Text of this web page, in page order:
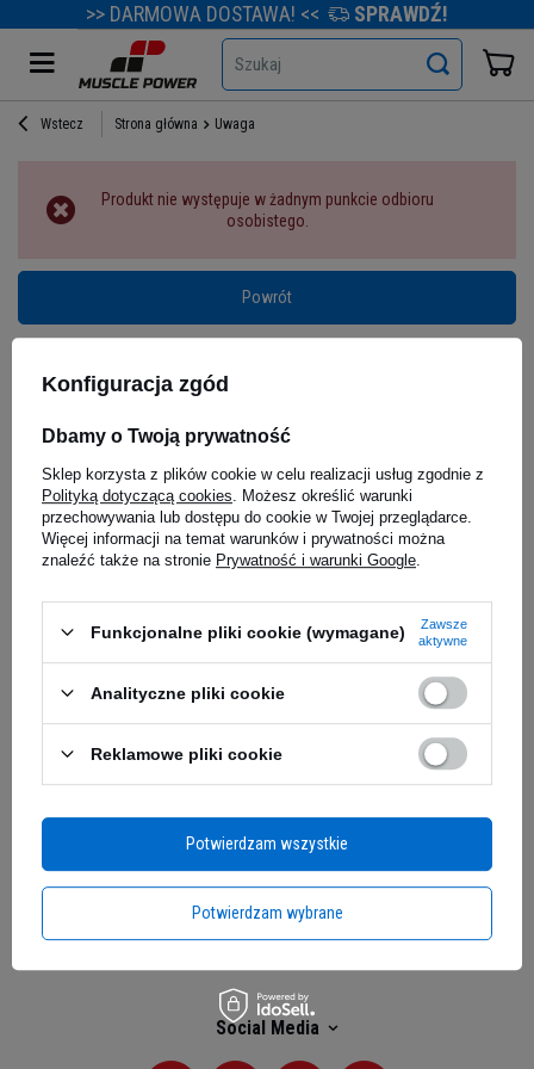
>> DARMOWA DOSTAWA! << SPRAWDŹ!
Szukaj
Wstecz Strona główna Uwaga
Produkt nie występuje w żadnym punkcie odbioru
osobistego.
Powrót
Status zamówienia
Chcę zwrócić produkt
Moje konto
Social Media
Konfiguracja zgód
Dbamy o Twoją prywatność
Sklep korzysta z plików cookie w celu realizacji usług zgodnie z
Polityką dotyczącą cookies . Możesz określić warunki
przechowywania lub dostępu do cookie w Twojej przeglądarce.
Więcej informacji na temat warunków i prywatności można
znaleźć także na stronie Prywatność i warunki Google
Funkcjonalne pliki cookie (wymagane)
Zawsze
aktywne
Analityczne pliki cookie
Reklamowe pliki cookie
Potwierdzam wybrane
Potwierdzam wszystkie